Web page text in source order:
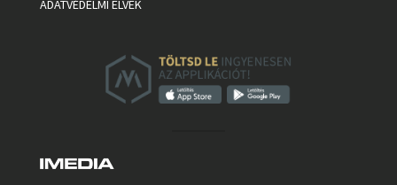
ADATVÉDELMI ELVEK